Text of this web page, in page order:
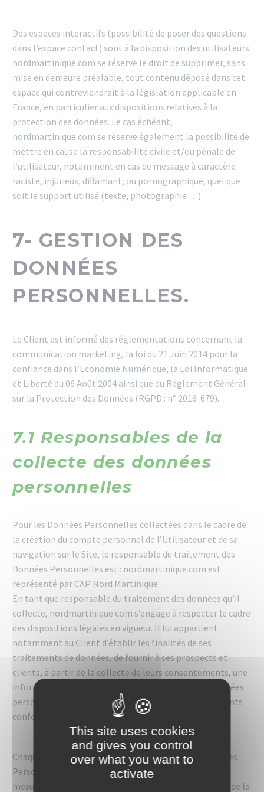
Des espaces interactifs (possibilité de poser des questions
dans l’espace contact) sont à la disposition des utilisateurs.
nordmartinique.com se réserve le droit de supprimer, sans
mise en demeure préalable, tout contenu déposé dans cet
espace qui contreviendrait à la législation applicable en
France, en particulier aux dispositions relatives à la
protection des données. Le cas échéant,
nordmartinique.com se réserve également la possibilité de
mettre en cause la responsabilité civile et/ou pénale de
l’utilisateur, notamment en cas de message à caractère
raciste, injurieux, diffamant, ou pornographique, quel que
soit le support utilisé (texte, photographie …).
7- GESTION DES
DONNÉES
PERSONNELLES.
Le Client est informé des réglementations concernant la
communication marketing, la loi du 21 Juin 2014 pour la
confiance dans l’Economie Numérique, la Loi Informatique
et Liberté du 06 Août 2004 ainsi que du Règlement Général
sur la Protection des Données (RGPD : n° 2016-679).
7.1 Responsables de la
collecte des données
personnelles
Pour les Données Personnelles collectées dans le cadre de
la création du compte personnel de l’Utilisateur et de sa
navigation sur le Site, le responsable du traitement des
Données Personnelles est : nordmartinique.com est
représenté par CAP Nord Martinique
En tant que responsable du traitement des données qu’il
collecte, nordmartinique.com s’engage à respecter le cadre
des dispositions légales en vigueur. Il lui appartient
notamment au Client d’établir les finalités de ses
traitements de données, de fournir à ses prospects et
clients, à partir de la collecte de leurs consentements, une
information complète sur le traitement de leurs données
personnelles et de maintenir un registre des traitements
conforme à la réalité.
Chaque fois que nordmartinique.com traite des Données
Personnelles, nordmartinique.com prend toutes les
mesures raisonnables pour s’assurer de l’exactitude et de la
This site uses cookies
and gives you control
over what you want to
activate